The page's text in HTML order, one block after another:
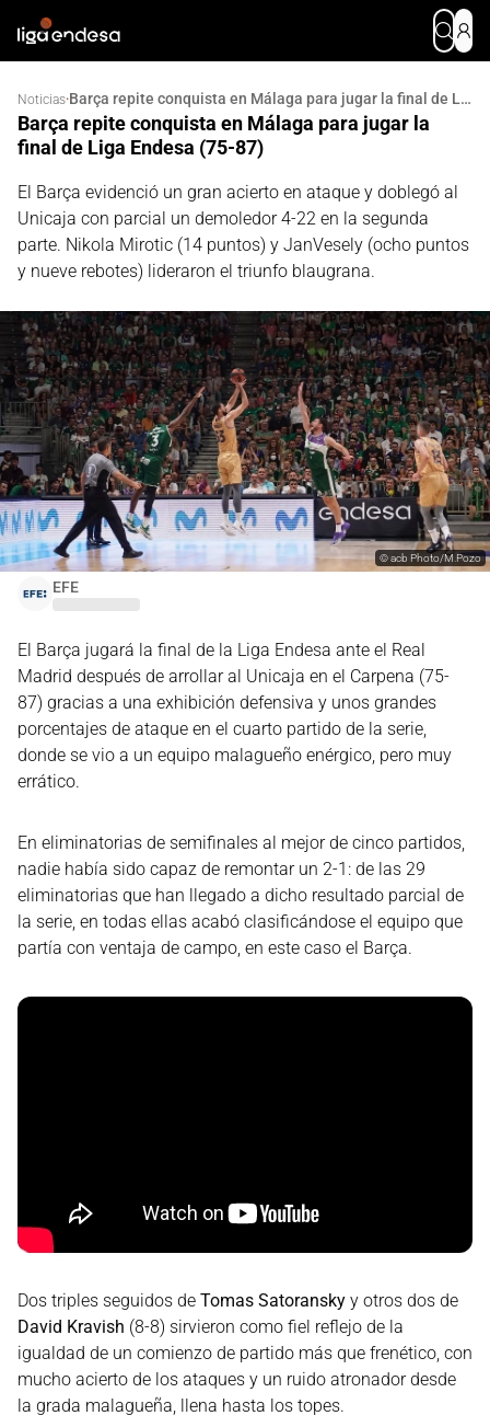
Noticias· Barça repite conquista en Málaga para jugar la final de Liga Endesa (75-87)
Barça repite conquista en Málaga para jugar la
final de Liga Endesa (75-87)
El Barça evidenció un gran acierto en ataque y doblegó al
Unicaja con parcial un demoledor 4-22 en la segunda
parte. Nikola Mirotic (14 puntos) y JanVesely (ocho puntos
y nueve rebotes) lideraron el triunfo blaugrana.
EFE
©acb Photo/M.Pozo
El Barça jugará la final de la Liga Endesa ante el Real
Madrid después de arrollar al Unicaja en el Carpena (75-
87) gracias a una exhibición defensiva y unos grandes
porcentajes de ataque en el cuarto partido de la serie,
donde se vio a un equipo malagueño enérgico, pero muy
errático.
En eliminatorias de semifinales al mejor de cinco partidos,
nadie había sido capaz de remontar un 2-1: de las 29
eliminatorias que han llegado a dicho resultado parcial de
la serie, en todas ellas acabó clasificándose el equipo que
partía con ventaja de campo, en este caso el Barça.
Dos triples seguidos de Tomas Satoransky y otros dos de
David Kravish (8-8) sirvieron como fiel reflejo de la
igualdad de un comienzo de partido más que frenético, con
mucho acierto de los ataques y un ruido atronador desde
la grada malagueña, llena hasta los topes.